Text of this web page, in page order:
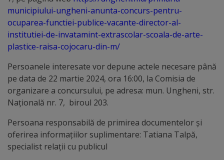
Diplome
de
Excelență
Ungheniul
turistic
Obiective
turistice
municipiului-ungheni-anunta-concurs-pentru-
ocuparea-functiei-publice-vacante-director-al-
institutiei-de-invatamint-extrascolar-scoala-de-arte-
plastice-raisa-cojocaru-din-m/
Persoanele interesate vor depune actele necesare până
pe data de 22 martie 2024, ora 16:00, la Comisia de
organizare a concursului, pe adresa: mun. Ungheni, str.
Naţională nr. 7, biroul 203.
Persoana responsabilă de primirea documentelor şi
oferirea informaţiilor suplimentare: Tatiana Talpă,
specialist relații cu publicul